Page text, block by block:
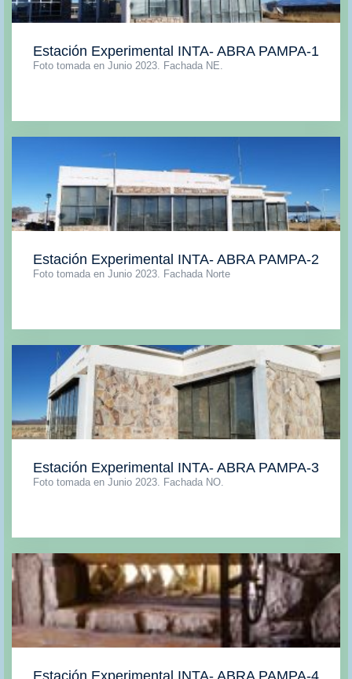
Estación Experimental INTA- ABRA PAMPA-1
Foto tomada en Junio 2023. Fachada NE.
Estación Experimental INTA- ABRA PAMPA-2
Foto tomada en Junio 2023. Fachada Norte
Estación Experimental INTA- ABRA PAMPA-3
Foto tomada en Junio 2023. Fachada NO.